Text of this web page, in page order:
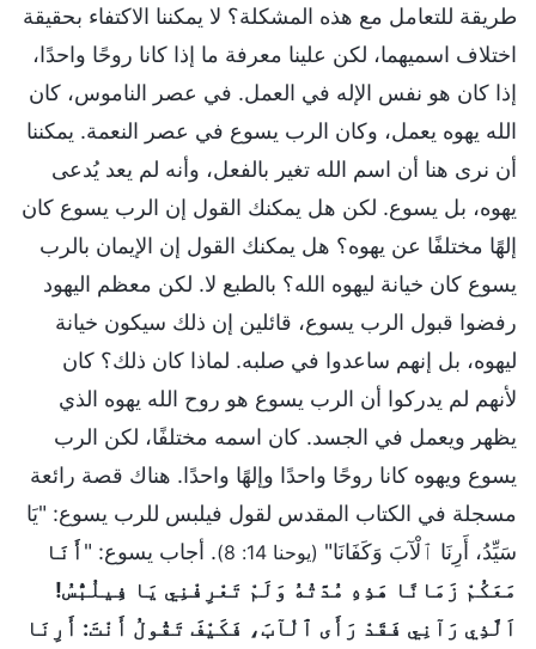
طريقة للتعامل مع هذه المشكلة؟ لا يمكننا الاكتفاء بحقيقة
اختلاف اسميهما، لكن علينا معرفة ما إذا كانا روحًا واحدًا،
إذا كان هو نفس الإله في العمل. في عصر الناموس، كان
الله يهوه يعمل، وكان الرب يسوع في عصر النعمة. يمكننا
أن نرى هنا أن اسم الله تغير بالفعل، وأنه لم يعد يُدعى
يهوه، بل يسوع. لكن هل يمكنك القول إن الرب يسوع كان
إلهًا مختلفًا عن يهوه؟ هل يمكنك القول إن الإيمان بالرب
يسوع كان خيانة ليهوه الله؟ بالطبع لا. لكن معظم اليهود
رفضوا قبول الرب يسوع، قائلين إن ذلك سيكون خيانة
ليهوه، بل إنهم ساعدوا في صلبه. لماذا كان ذلك؟ كان
لأنهم لم يدركوا أن الرب يسوع هو روح الله يهوه الذي
يظهر ويعمل في الجسد. كان اسمه مختلفًا، لكن الرب
يسوع ويهوه كانا روحًا واحدًا وإلهًا واحدًا. هناك قصة رائعة
مسجلة في الكتاب المقدس لقول فيلبس للرب يسوع: "يَا
سَيِّدُ، أَرِنَا ٱلْآبَ وَكَفَانَا" (يوحنا 14: 8) . أجاب يسوع: " أَنَا
مَعَكُمْ زَمَانًا هَذِهِ مُدَّتُهُ وَلَمْ تَعْرِفْنِي يَا فِيلُبُّسُ!
اَلَّذِي رَآنِي فَقَدْ رَأَى ٱلْآبَ، فَكَيْفَ تَقُولُ أَنْتَ: أَرِنَا